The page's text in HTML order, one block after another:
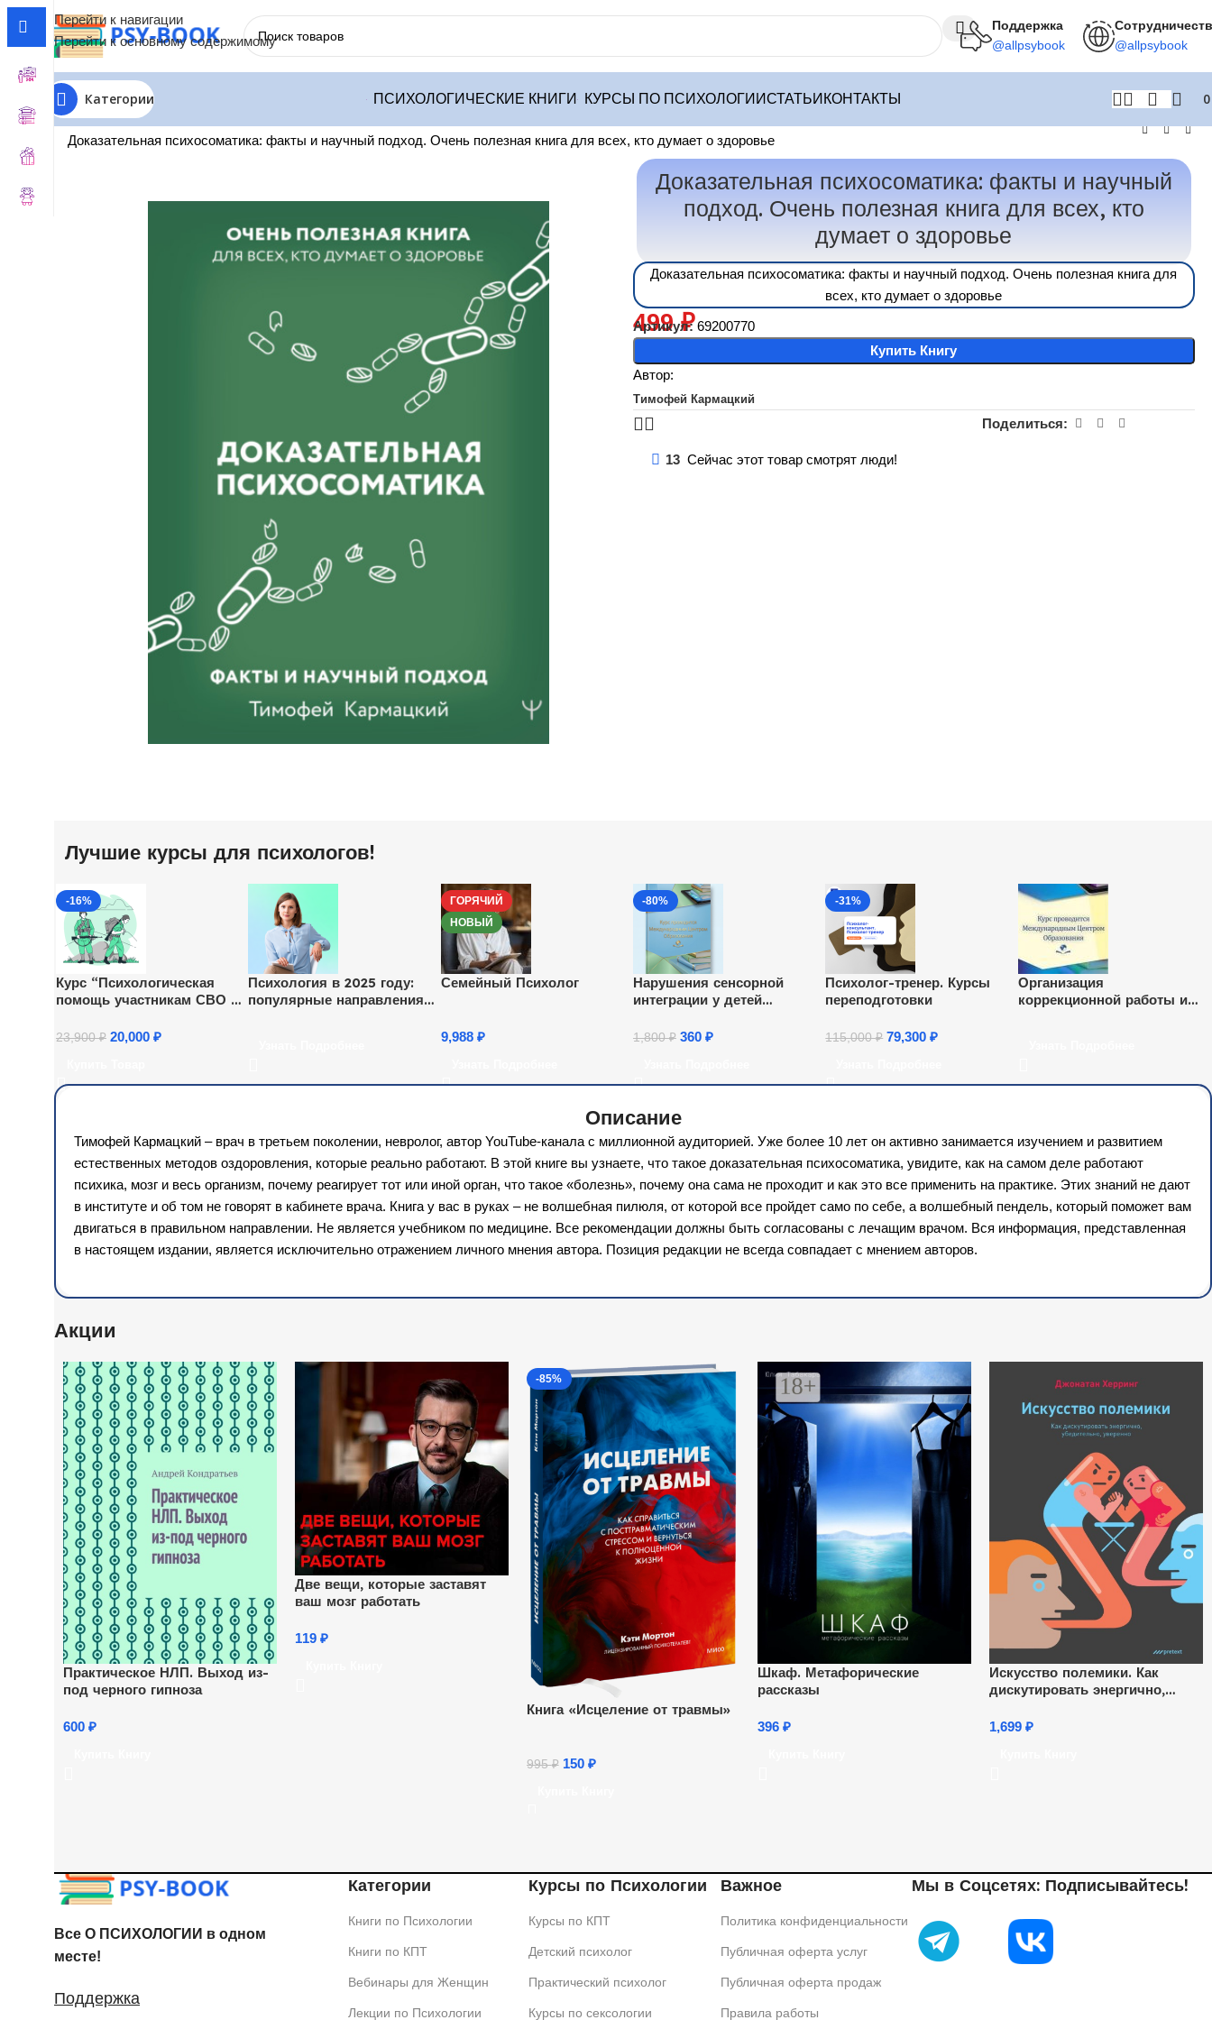
Перейти к навигации
Перейти к основному содержимому
Поддержка
@allpsybook @allpsybook
Категории ПСИХОЛОГИЧЕСКИЕ КНИГИ КУРСЫ ПО ПСИХОЛОГИИСТАТЬИ КОНТАКТЫ
Главная Терапия по Состояниям
Доказательная психосоматика: факты и научный подход. Очень полезная книга для всех, кто думает о здоровье
Доказательная психосоматика: факты и научный
подход. Очень полезная книга для всех, кто
думает о здоровье
Доказательная психосоматика: факты и научный подход. Очень полезная книга для
всех, кто думает о здоровье
Артикул:69200770
499₽
Купить Книгу
Автор:
Тимофей Кармацкий
Поделиться:
13 Сейчас этот товар смотрят люди!
Лучшие курсы для психологов!
-16%
Курс “Психологическая
помощь участникам СВО и
23,900₽ 20,000 ₽
Психология в 2025 году:
популярные направления
ГОРЯЧИЙ
НОВЫЙ
Семейный Психолог
9,988 ₽
-80%
Нарушения сенсорной
интеграции у детей
признаки, методы
развивающих игр и
1,800₽ 360 ₽
-31%
Психолог-тренер. Курсы
переподготовки
115,000₽ 79,300₽
Организация
коррекционной работы и
Описание
Тимофей Кармацкий – врач в третьем поколении, невролог, автор YouTube-канала с миллионной аудиторией. Уже более 10 лет он активно занимается изучением и развитием
естественных методов оздоровления, которые реально работают. В этой книге вы узнаете, что такое доказательная психосоматика, увидите, как на самом деле работают
психика, мозг и весь организм, почему реагирует тот или иной орган, что такое «болезнь», почему она сама не проходит и как это все применить на практике. Этих знаний не дают
в институте и об том не говорят в кабинете врача. Книга у вас в руках – не волшебная пилюля, от которой все пройдет само по себе, а волшебный пендель, который поможет вам
двигаться в правильном направлении. Не является учебником по медицине. Все рекомендации должны быть согласованы с лечащим врачом. Вся информация, представленная
в настоящем издании, является исключительно отражением личного мнения автора. Позиция редакции не всегда совпадает с мнением авторов.
Акции
Практическое НЛП. Выход из-
под черного гипноза
600 ₽
Две вещи, которые заставят
ваш мозг работать
119 ₽
-85%
Книга «Исцеление от травмы»
995₽ 150 ₽
Шкаф. Метафорические
рассказы
396₽
Искусство полемики. Как
дискутировать энергично,
1,699₽
Все О ПСИХОЛОГИИ в одном
месте!
Поддержка
Категории
Книги по Психологии
Книги по КПТ
Вебинары для Женщин
Лекции по Психологии
Курсы по Психологии
Курсы по КПТ
Детский психолог
Практический психолог
Курсы по сексологии
Важное
Политика конфиденциальности
Публичная оферта услуг
Публичная оферта продаж
Правила работы
Мы в Соцсетях: Подписывайтесь!